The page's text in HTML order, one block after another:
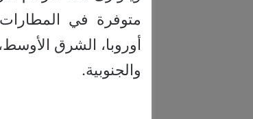
متوفرة في
أوروبا، الشرق
والجنوبية.